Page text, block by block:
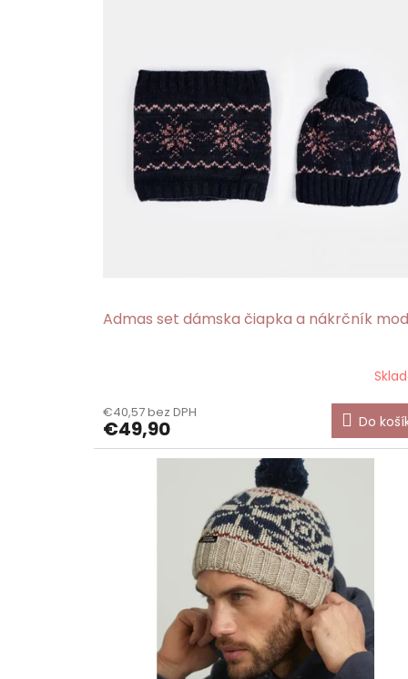
Admas set dámska čiapka a nákrčník
€40,57 bez DPH
€49,90 Do